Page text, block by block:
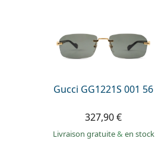
Gucci GG1221S 001 56
327,90 €
Livraison gratuite& en stock